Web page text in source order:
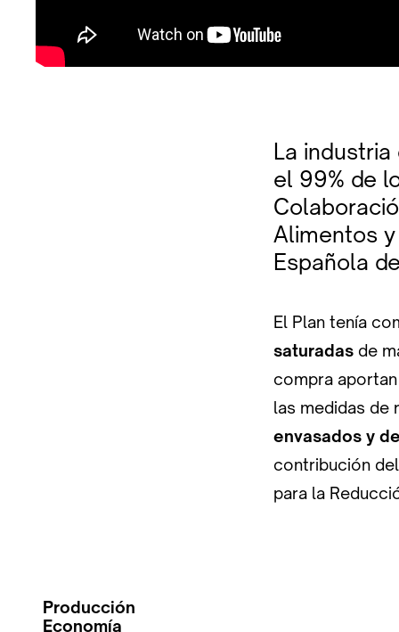
La
el 99% de
Alimentos
Española
El Plan tenía
saturadas de
compra
las medidas de
envasados y
contribución
para la
Producción
Economía